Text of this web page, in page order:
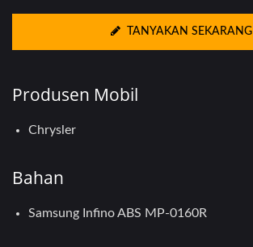
TANYAKAN SEKARANG
Produsen Mobil
Chrysler
Bahan
Samsung Infino ABS MP-0160R